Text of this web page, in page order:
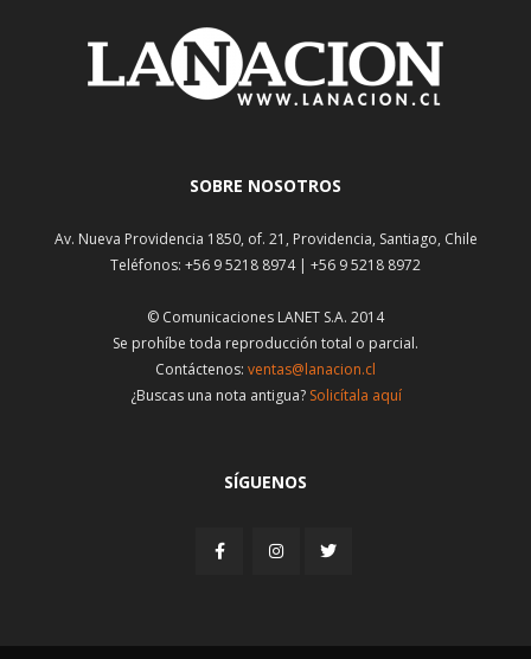
SOBRE NOSOTROS
Av. Nueva Providencia 1850, of. 21, Providencia, Santiago, Chile
Teléfonos: +56 9 5218 8974 | +56 9 5218 8972
© Comunicaciones LANET S.A. 2014
Se prohíbe toda reproducción total o parcial.
Contáctenos: ventas@lanacion.cl
¿Buscas una nota antigua? Solicítala aquí
SÍGUENOS